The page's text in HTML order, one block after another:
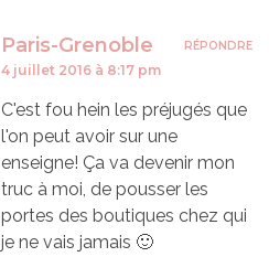
Paris-Grenoble
4 juillet 2016 à 8:17 pm
C'est fou hein les préjugés que
l'on peut avoir sur une
enseigne! Ça va devenir mon
truc à moi, de pousser les
portes des boutiques chez qui
je ne vais jamais 🙂
RÉPONDRE